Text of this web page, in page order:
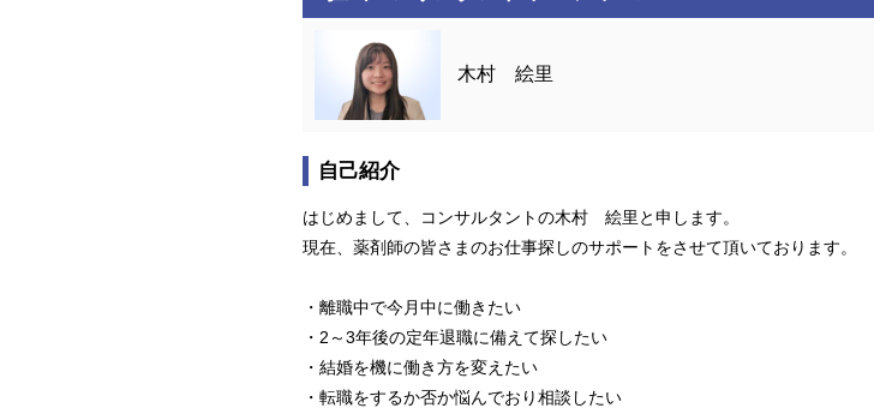
木村 絵里
自己紹介
はじめまして、コンサルタントの木村 絵里と申します。
現在、薬剤師の皆さまのお仕事探しのサポートをさせて頂いております。
・離職中で今月中に働きたい
・2～3年後の定年退職に備えて探したい
・結婚を機に働き方を変えたい
・転職をするか否か悩んでおり相談したい